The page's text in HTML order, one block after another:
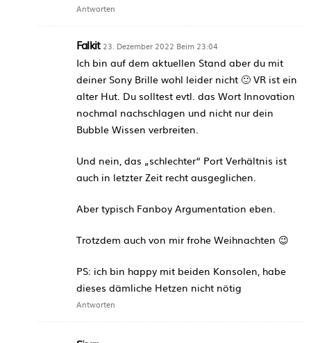
Antworten
Falkit 23. Dezember 2022 Beim 23:04
Ich bin auf dem aktuellen Stand aber du mit
deiner Sony Brille wohl leider nicht 🙂 VR ist ein
alter Hut. Du solltest evtl. das Wort Innovation
nochmal nachschlagen und nicht nur dein
Bubble Wissen verbreiten.
Und nein, das „schlechter“ Port Verhältnis ist
auch in letzter Zeit recht ausgeglichen.
Aber typisch Fanboy Argumentation eben.
Trotzdem auch von mir frohe Weihnachten 😉
PS: ich bin happy mit beiden Konsolen, habe
dieses dämliche Hetzen nicht nötig
Antworten